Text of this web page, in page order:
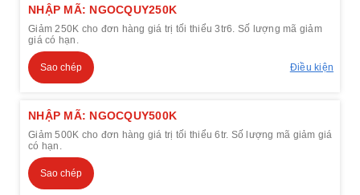
NHẬP MÃ: NGOCQUY250K
Giảm 250K cho đơn hàng giá trị tối thiểu 3tr6. Số lượng mã giảm
giá có hạn.
Sao chép Điều kiện
NHẬP MÃ: NGOCQUY500K
Giảm 500K cho đơn hàng giá trị tối thiểu 6tr. Số lượng mã giảm giá
có hạn.
Sao chép